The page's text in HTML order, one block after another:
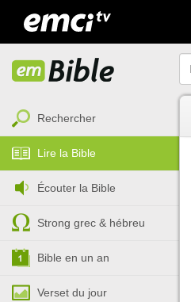
Rechercher
Lire la Bible
Écouter la Bible
Strong grec & hébreu
Bible en un an
Verset du jour